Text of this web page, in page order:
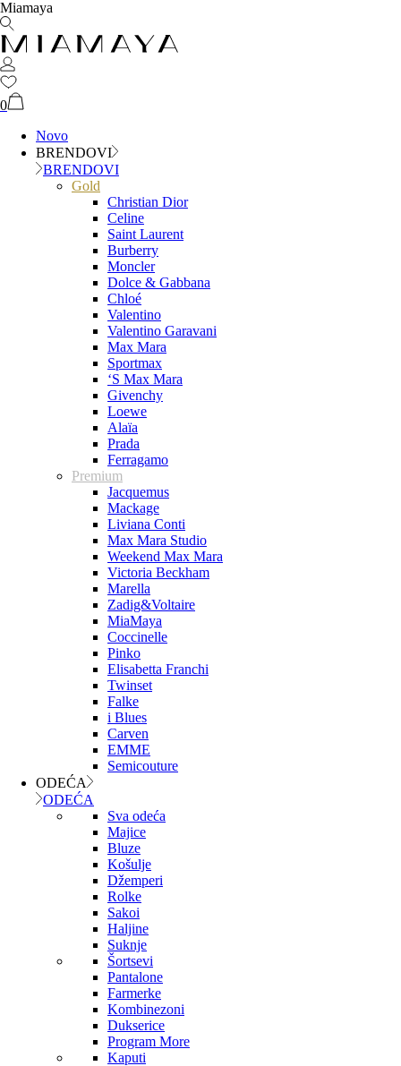
Miamaya
0
Novo
BRENDOVI
BRENDOVI
Gold
Christian Dior
Celine
Saint Laurent
Burberry
Moncler
Dolce & Gabbana
Chloé
Valentino
Valentino Garavani
Max Mara
Sportmax
‘S Max Mara
Givenchy
Loewe
Alaïa
Prada
Ferragamo
Premium
Jacquemus
Mackage
Liviana Conti
Max Mara Studio
Weekend Max Mara
Victoria Beckham
Marella
Zadig&Voltaire
MiaMaya
Coccinelle
Pinko
Elisabetta Franchi
Twinset
Falke
i Blues
Carven
EMME
Semicouture
ODEĆA
ODEĆA
Sva odeća
Majice
Bluze
Košulje
Džemperi
Rolke
Sakoi
Haljine
Suknje
Šortsevi
Pantalone
Farmerke
Kombinezoni
Dukserice
Program More
Kaputi